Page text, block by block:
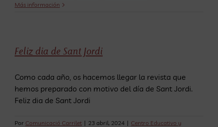
Más información
Feliz dia de Sant Jordi
Como cada año, os hacemos llegar la revista que
hemos preparado con motivo del día de Sant Jordi.
Feliz dia de Sant Jordi
Por Comunicació Carrilet | 23 abril, 2024 | Centro Educativo y